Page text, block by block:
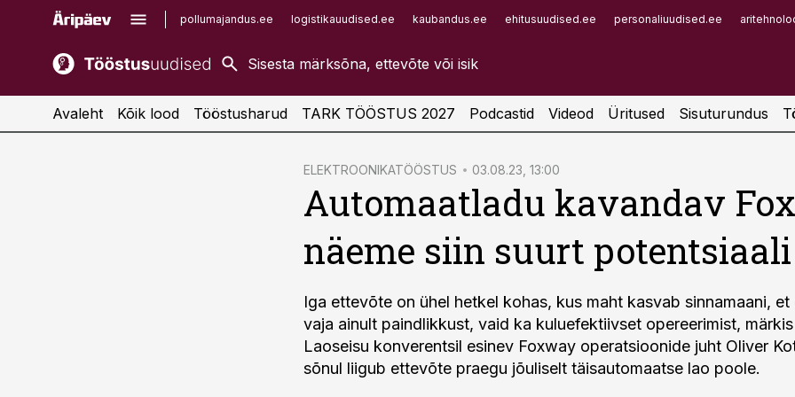
pollumajandus.ee logistikauudised.ee kaubandus.ee ehitusuudised.ee personaliuudised.ee
kaubandus.ee
kinnisvarauudised.ee
imelineajalugu.ee
Infopank
Avaleht Kõik lood Tööstusharud TARK TÖÖSTUS 2027 Podcastid Videod Üritused Sisuturundus
ELEKTROONIKATÖÖSTUS 03.08.23, 13:00
Automaatladu kavandav
näeme siin suurt potentsiaali
Iga ettevõte on ühel hetkel kohas, kus maht kasvab sinnamaani, et
vaja ainult paindlikkust, vaid ka kuluefektiivset opereerimist,
Laoseisu konverentsil esinev Foxway operatsioonide juht Oliver
sõnul liigub ettevõte praegu jõuliselt täisautomaatse lao poole.